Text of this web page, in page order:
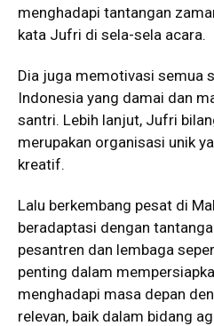
menghadapi tantangan
kata Jufri di sela-sela acara.
Dia juga memotivasi semua
Indonesia yang damai dan
santri. Lebih lanjut, Jufri
merupakan organisasi unik
kreatif.
Lalu berkembang pesat di
beradaptasi dengan
pesantren dan lembaga
penting dalam
menghadapi masa depan
relevan, baik dalam bidang